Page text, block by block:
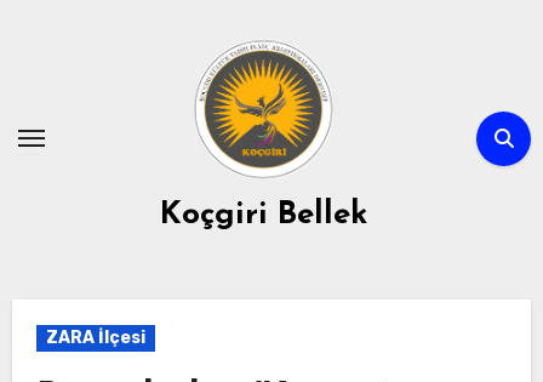
Koçgiri Bellek
ZARA İlçesi